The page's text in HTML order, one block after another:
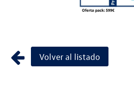
Volver al listado